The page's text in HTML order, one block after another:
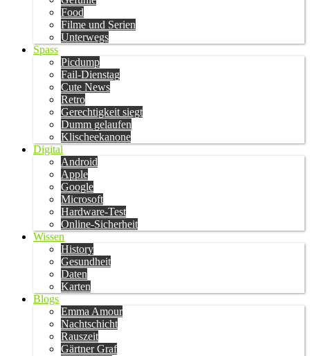
Food
Filme und Serien
Unterwegs
Spass
Picdump
Fail-Dienstag
Cute News
Retro
Gerechtigkeit siegt
Dumm gelaufen
Klischeekanone
Digital
Android
Apple
Google
Microsoft
Hardware-Test
Online-Sicherheit
Wissen
History
Gesundheit
Daten
Karten
Blogs
Emma Amour
Nachtschicht
Rauszeit
Gärtner Graf